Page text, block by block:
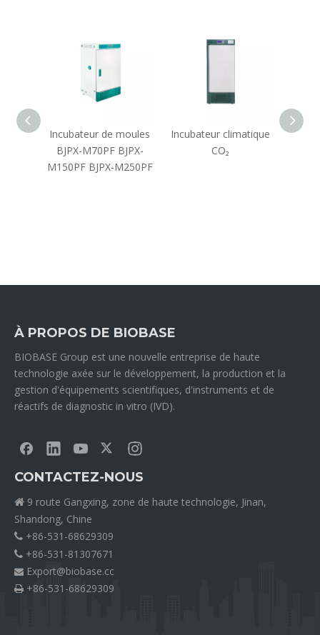
à
Incubateur de moules
BJPX-M70PF BJPX-
M150PF BJPX-M250PF
Incubateur climatique
CO₂
À PROPOS DE BIOBASE
BIOBASE Group est une nouvelle entreprise de haute
technologie axée sur le développement, la production et la
gestion d'équipements scientifiques, d'instruments et de
réactifs de diagnostic in vitro (IVD).
CONTACTEZ-NOUS
 9 route Gangxing, zone de haute technologie, Jinan,
Shandong, Chine
 +86-531-68629309
 +86-531-81307671
 Export@biobase.cc
 +86-531-68629309